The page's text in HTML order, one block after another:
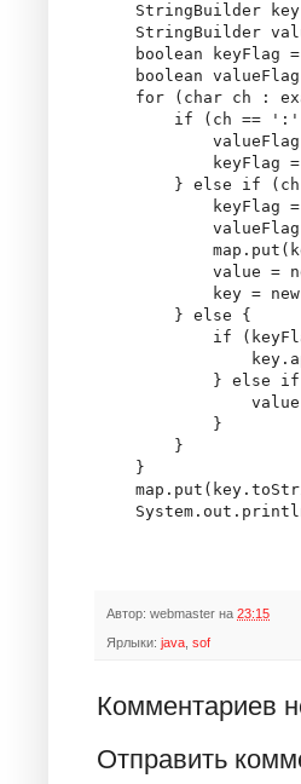
StringBuilder
StringBuilder
boolean keyFlag =
boolean
for (char ch :
if (ch ==
keyFlag
} else if
keyFlag =
value =
key =
        } else {
if
} else
            }
        }
    }
Автор: webmaster на 23:15
Ярлыки: java, sof
Комментариев
Отправить